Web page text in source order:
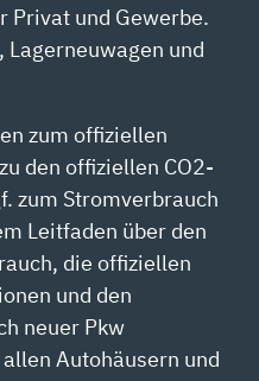
Privat und Gewerbe.
und
zum offiziellen
den offiziellen CO2-
zum Stromverbrauch
Leitfaden über den
die offiziellen
und den
neuer Pkw
Autohäusern und